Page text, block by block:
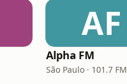
AF
Alpha FM
São Paulo · 101.7 FM